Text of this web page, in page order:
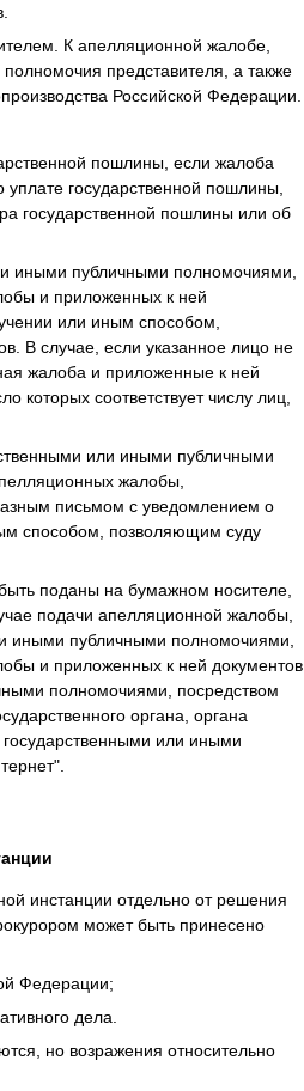
К апелляционной жалобе,
представителя, а также
Российской Федерации.
пошлины, если жалоба
государственной пошлины,
государственной пошлины или об
иными публичными полномочиями,
и приложенных к ней
или иным способом,
В случае, если указанное лицо не
жалоба и приложенные к ней
соответствует числу лиц,
или иными публичными
жалобы,
письмом с уведомлением о
способом, позволяющим суду
поданы на бумажном носителе,
подачи апелляционной жалобы,
иными публичными полномочиями,
и приложенных к ней документов
полномочиями, посредством
органа, органа
или иными
инстанции отдельно от решения
может быть принесено
Федерации;
дела.
но возражения относительно